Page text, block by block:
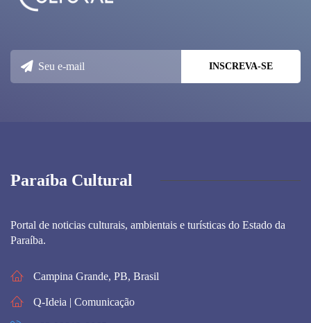
Paraíba Cultural
Portal de noticias culturais, ambientais e turísticas do Estado da
Paraíba.
Campina Grande, PB, Brasil
Q-Ideia | Comunicação